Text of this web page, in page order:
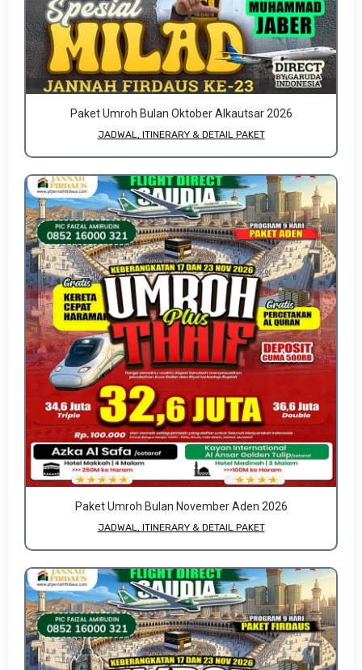
Paket Umroh Bulan Oktober Alkautsar 2026
JADWAL, ITINERARY & DETAIL PAKET
Paket Umroh Bulan November Aden 2026
JADWAL, ITINERARY & DETAIL PAKET